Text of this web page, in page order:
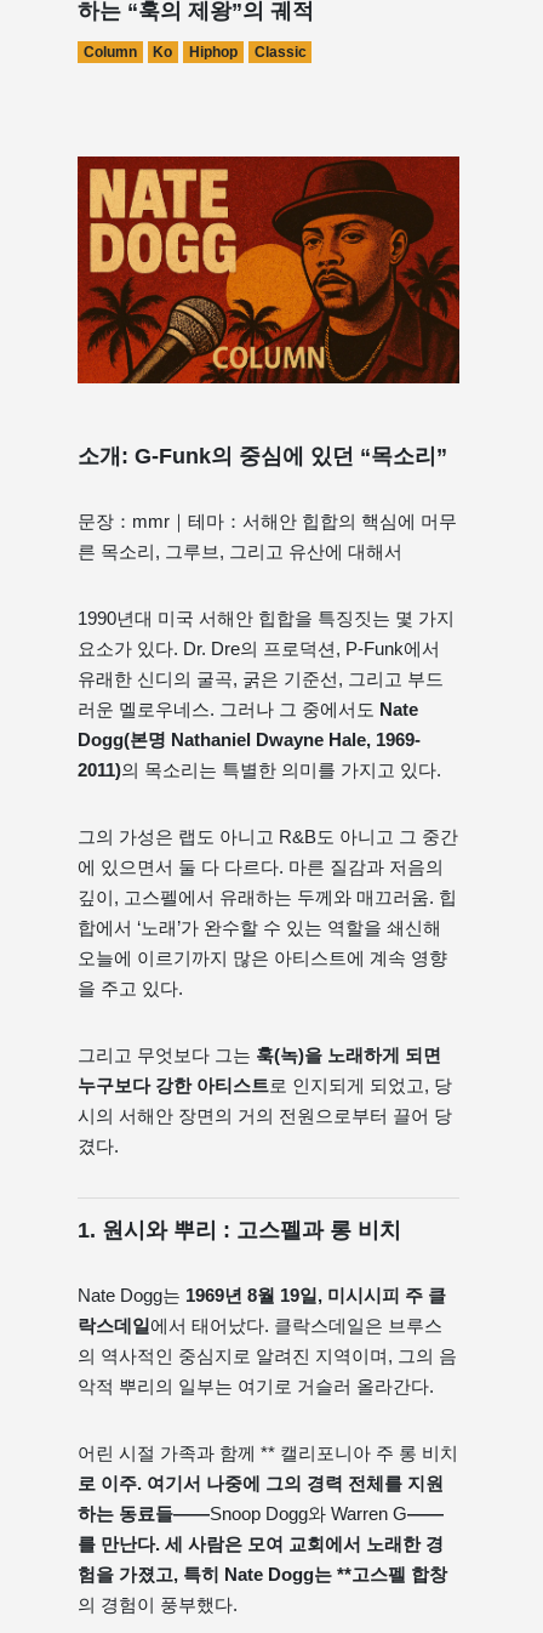
하는 “훅의 제왕”의 궤적
Column Ko Hiphop Classic
소개: G-Funk의 중심에 있던 “목소리”
문장：mmr｜테마：서해안 힙합의 핵심에 머무
른 목소리, 그루브, 그리고 유산에 대해서
1990년대 미국 서해안 힙합을 특징짓는 몇 가지
요소가 있다. Dr. Dre의 프로덕션, P-Funk에서
유래한 신디의 굴곡, 굵은 기준선, 그리고 부드
러운 멜로우네스. 그러나 그 중에서도 Nate
Dogg(본명 Nathaniel Dwayne Hale, 1969-
2011)의 목소리는 특별한 의미를 가지고 있다.
그의 가성은 랩도 아니고 R&B도 아니고 그 중간
에 있으면서 둘 다 다르다. 마른 질감과 저음의
깊이, 고스펠에서 유래하는 두께와 매끄러움. 힙
합에서 ‘노래’가 완수할 수 있는 역할을 쇄신해
오늘에 이르기까지 많은 아티스트에 계속 영향
을 주고 있다.
그리고 무엇보다 그는 훅(녹)을 노래하게 되면
누구보다 강한 아티스트로 인지되게 되었고, 당
시의 서해안 장면의 거의 전원으로부터 끌어 당
겼다.
1. 원시와 뿌리 : 고스펠과 롱 비치
Nate Dogg는 1969년 8월 19일, 미시시피 주 클
락스데일에서 태어났다. 클락스데일은 브루스
의 역사적인 중심지로 알려진 지역이며, 그의 음
악적 뿌리의 일부는 여기로 거슬러 올라간다.
어린 시절 가족과 함께 ** 캘리포니아 주 롱 비치
로 이주. 여기서 나중에 그의 경력 전체를 지원
하는 동료들——Snoop Dogg와 Warren G——
를 만난다. 세 사람은 모여 교회에서 노래한 경
험을 가졌고, 특히 Nate Dogg는 **고스펠 합창
의 경험이 풍부했다.